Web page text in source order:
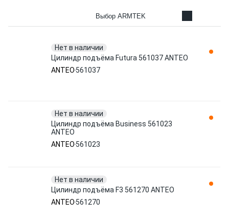
Выбор ARMTEK
Нет в наличии
Цилиндр подъёма Futura 561037 ANTEO
ANTEO 561037
Нет в наличии
Цилиндр подъёма Business 561023
ANTEO
ANTEO 561023
Нет в наличии
Цилиндр подъёма F3 561270 ANTEO
ANTEO 561270